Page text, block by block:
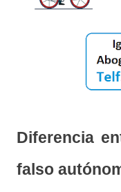
Diferencia
falso